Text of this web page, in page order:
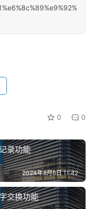
0 0
录功能
2024年8月6日 11:42
交换功能